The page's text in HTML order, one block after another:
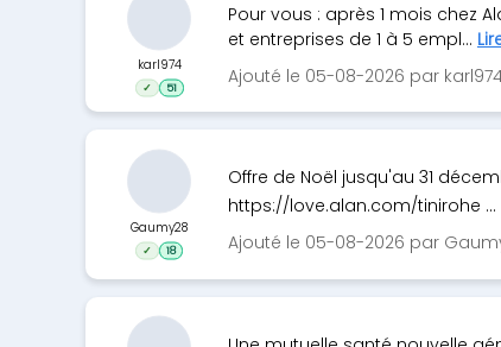
Pour vous : après 1 mois chez
et entreprises de 1 à 5 empl...
Ajouté le 05-08-2026 par
karl974
✓ 51
Offre de Noël jusqu'au 31
https://love.alan.com/tinirohe ...
Ajouté le 05-08-2026 par
Gaumy28
✓ 18